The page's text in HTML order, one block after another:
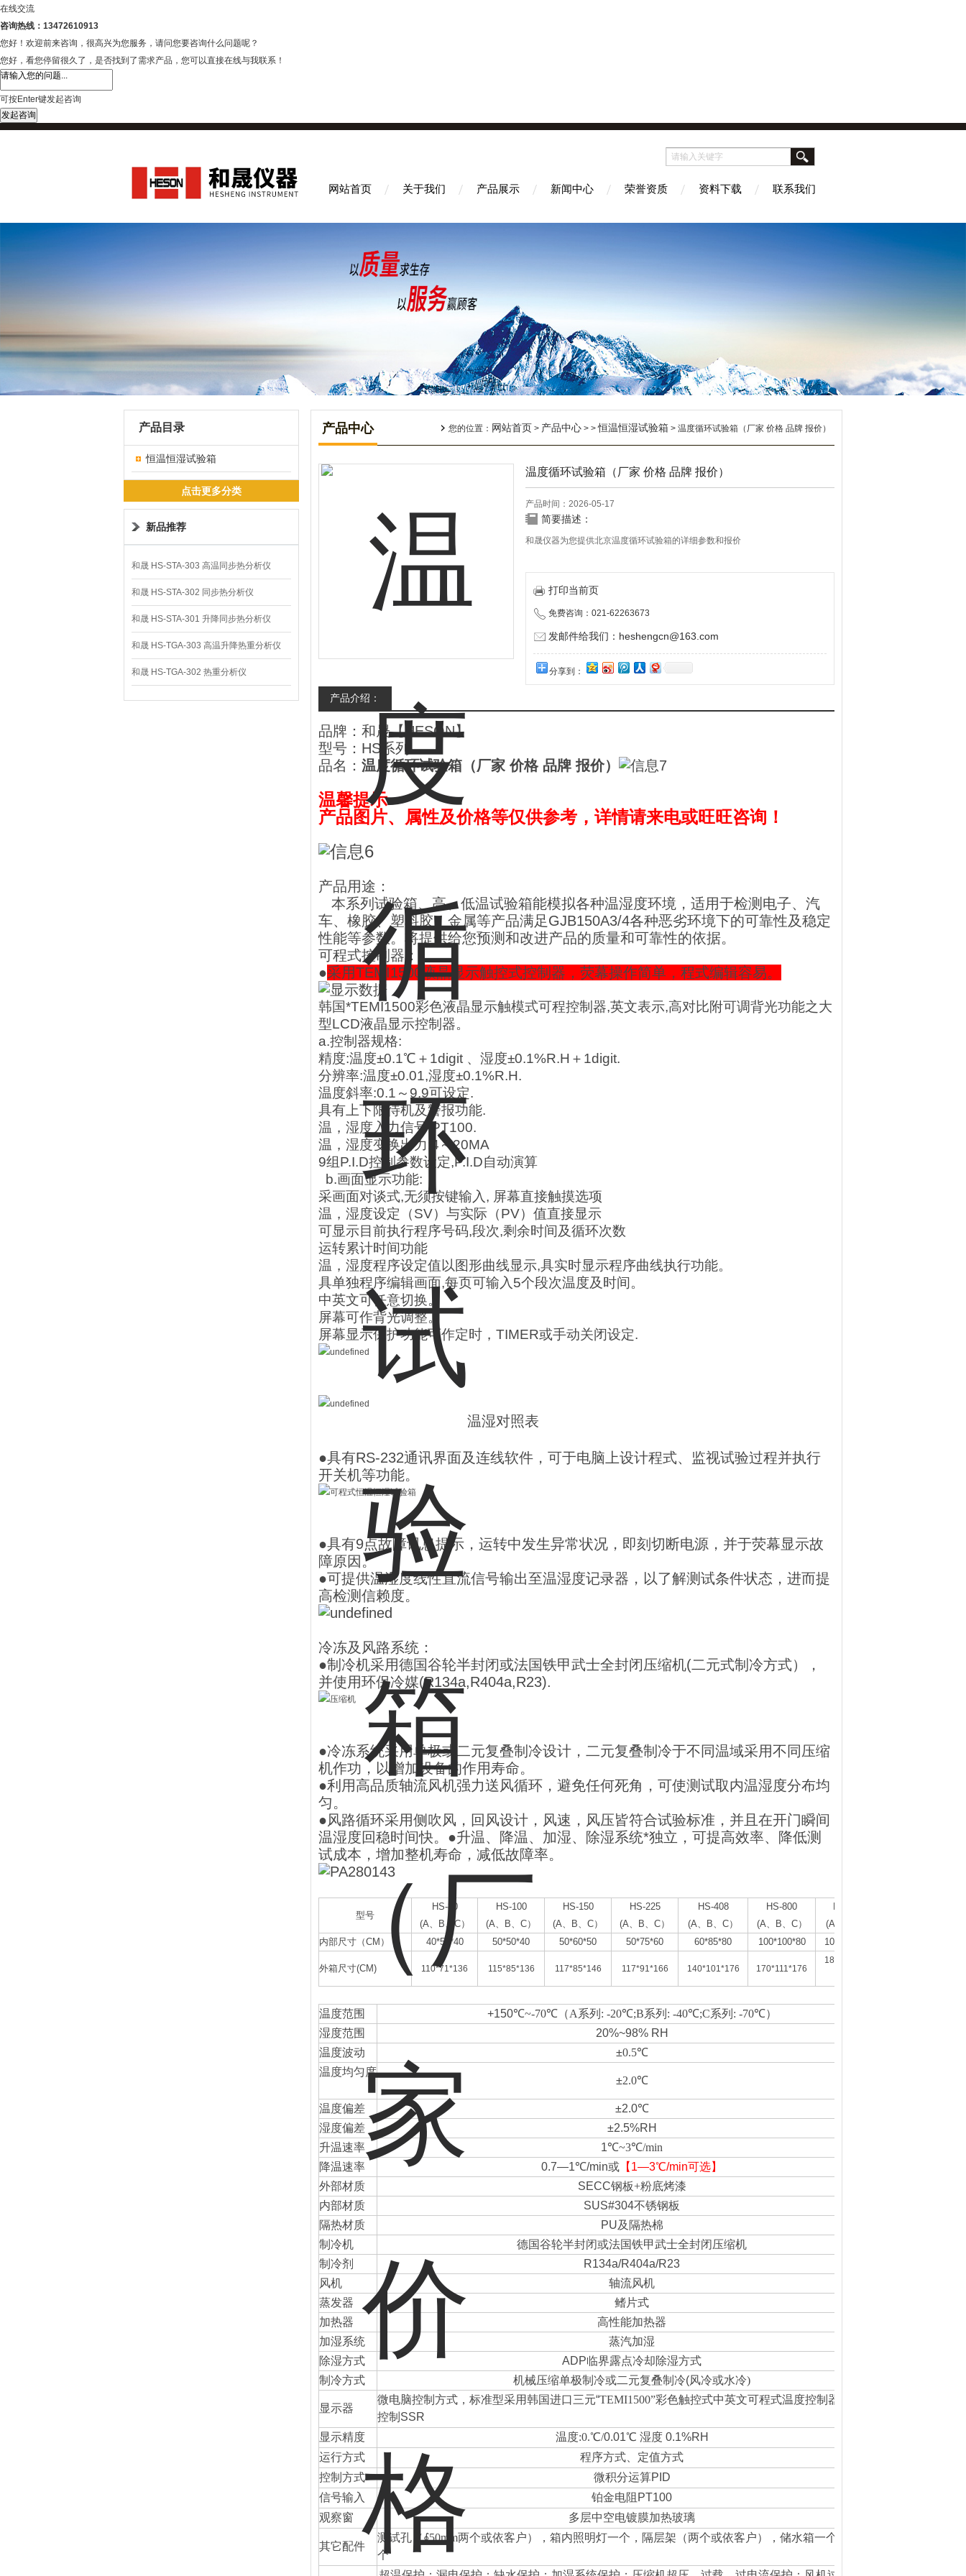
在线交流
咨询热线：13472610913
您好！欢迎前来咨询，很高兴为您服务，请问您要咨询什么问题呢？
您好，看您停留很久了，是否找到了需求产品，您可以直接在线与我联系！
可按Enter键发起咨询
发起咨询
网站首页 关于我们 产品展示 新闻中心 荣誉资质 资料下载 联系我们
产品目录
恒温恒湿试验箱
点击更多分类
新品推荐
和晟 HS-STA-303 高温同步热分析仪
和晟 HS-STA-302 同步热分析仪
和晟 HS-STA-301 升降同步热分析仪
和晟 HS-TGA-303 高温升降热重分析仪
和晟 HS-TGA-302 热重分析仪
产品中心 您的位置： 网站首页 > 产品中心 > >恒温恒湿试验箱 > 温度循环试验箱（厂家 价格 品牌 报价）
温度循环试验箱（厂家 价格 品牌 报价）
产品时间：2026-05-17
简要描述：
和晟仪器为您提供北京温度循环试验箱的详细参数和报价
打印当前页
免费咨询：021-62263673
发邮件给我们：heshengcn@163.com
分享到：
产品介绍：
品牌：和晟【HESON】
型号：HS系列
品名： 温度循环试验箱（厂家 价格 品牌 报价）
温馨提示
产品图片、属性及价格等仅供参考，详情请来电或旺旺咨询！
产品用途：
本系列试验箱、高、低温试验箱能模拟各种温湿度环境，适用于检测电子、汽
车、橡胶、塑料胶、金属等产品满足GJB150A3/4各种恶劣环境下的可靠性及稳定
性能等参数。将提供给您预测和改进产品的质量和可靠性的依据。
可程式控制器：
●采用TEMI1500液晶显示触控式控制器，荧幕操作简单，程式编辑容易。
韩国*TEMI1500彩色液晶显示触模式可程控制器,英文表示,高对比附可调背光功能之大
型LCD液晶显示控制器。
a.控制器规格:
精度:温度±0.1℃＋1digit 、湿度±0.1%R.H＋1digit.
分辨率:温度±0.01,湿度±0.1%R.H.
温度斜率:0.1～9.9可设定.
具有上下限待机及警报功能.
温，湿度入力信号 PT100.
温，湿度变换出力:4～20MA
9组P.I.D控制参数设定,P.I.D自动演算
b.画面显示功能:
采画面对谈式,无须按键输入, 屏幕直接触摸选项
温，湿度设定（SV）与实际（PV）值直接显示
可显示目前执行程序号码,段次,剩余时间及循环次数
运转累计时间功能
温，湿度程序设定值以图形曲线显示,具实时显示程序曲线执行功能。
具单独程序编辑画面,每页可输入5个段次温度及时间。
中英文可任意切换。
屏幕可作背光调整。
屏幕显示保护功能可作定时，TIMER或手动关闭设定.
温湿对照表
●具有RS-232通讯界面及连线软件，可于电脑上设计程式、监视试验过程并执行
开关机等功能。
●具有9点故障讯息提示，运转中发生异常状况，即刻切断电源，并于荧幕显示故
障原因。
●可提供温湿度线性直流信号输出至温湿度记录器，以了解测试条件状态，进而提
高检测信赖度。
冷冻及风路系统：
●制冷机采用德国谷轮半封闭或法国铁甲武士全封闭压缩机(二元式制冷方式），
并使用环保冷媒(R134a,R404a,R23).
●冷冻系统采用单极或二元复叠制冷设计，二元复叠制冷于不同温域采用不同压缩
机作功， 以增加设备的作用寿命。
●利用高品质轴流风机强力送风循环，避免任何死角，可使测试取内温湿度分布均
匀。
●风路循环采用侧吹风，回风设计，风速，风压皆符合试验标准，并且在开门瞬间
温湿度回稳时间快。●升温、降温、加湿、除湿系统*独立，可提高效率、降低测
试成本，增加整机寿命，减低故障率。
型号
HS-80
(A、B、C）
HS-100
(A、B、C）
HS-150
(A、B、C）
HS-225
(A、B、C）
HS-408
(A、B、C）
HS-800
(A、B、C）
(A、B、C）
内部尺寸（CM）
40*50*40 50*50*40 50*60*50 50*75*60 60*85*80 100*100*80 100*100*100
外箱尺寸(CM) 110*71*136 115*85*136 117*85*146 117*91*166 140*101*176 170*111*176
180*123*196
温度范围 +150℃~-70℃（A系列: -20℃;B系列: -40℃;C系列 : -70℃）
湿度范围
20%~98% RH
温度波动
±0.5℃
温度均匀度
±2.0℃
温度偏差
±2.0℃
湿度偏差
±2.5%RH
升温速率
1℃~3℃/min
降温速率
0.7—1℃/min或 【1—3℃/min可选】
外部材质
SECC钢板+粉底烤漆
内部材质
SUS#304不锈钢板
隔热材质
PU及隔热棉
制冷机
德国谷轮半封闭或法国铁甲武士全封闭压缩机
制冷剂
R134a/R404a/R23
风机
轴流风机
蒸发器
鳍片式
加热器
高性能加热器
加湿系统
蒸汽加湿
除湿方式
ADP临界露点冷却除湿方式
制冷方式
机械压缩单极制冷或二元复叠制冷(风冷或水冷)
显示器
微电脑控制方式，标准型采用韩国进口三元“TEMI1500”彩色触控式中英文可程式温度控制器，
控制SSR
显示精度
温度:0.℃/0.01℃ 湿度 0.1%RH
运行方式
程序方式、定值方式
控制方式
微积分运算PID
信号输入
铂金电阻 PT100
观察窗
多层中空电镀膜加热玻璃
其它配件
测试孔（∮50mm两个或依客户），箱内照明灯一个，隔层架（两个或依客户），储水箱一个，脚轮四
个